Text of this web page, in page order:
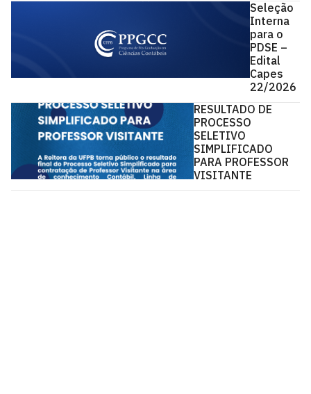
Seleção
Interna
para o
PDSE –
Edital
Capes
22/2026
RESULTADO DE
PROCESSO
SELETIVO
SIMPLIFICADO
PARA PROFESSOR
VISITANTE